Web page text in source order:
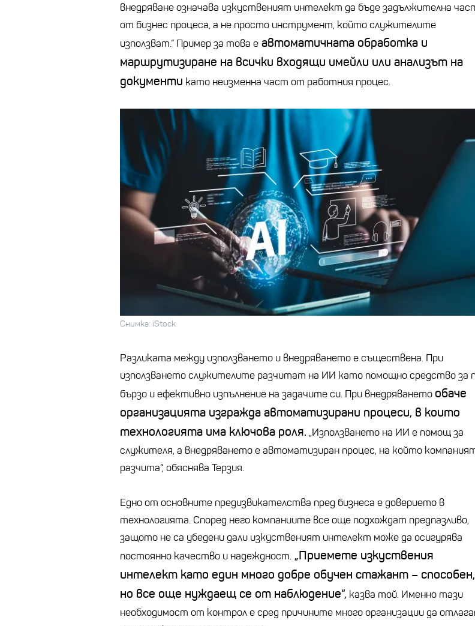
внедряване означава изкуственият интелект да бъде задължителна
от бизнес процеса, а не просто инструмент, който служителите
използват.“ Пример за това е автоматичната обработка и
маршрутизиране на всички входящи имейли или анализът на
документи като неизменна част от работния процес.
Снимка: iStock
Разликата между използването и внедряването е съществена. При
използването служителите разчитат на ИИ като помощно средство за
бързо и ефективно изпълнение на задачите си. При внедряването обаче
организацията изгражда автоматизирани процеси, в които
технологията има ключова роля. „Използването на ИИ е помощ за
служителя, а внедряването е автоматизиран процес, на който
разчита“, обяснява Терзия.
Едно от основните предизвикателства пред бизнеса е доверието в
технологията. Според него компаниите все още подхождат предпазливо,
защото не са убедени дали изкуственият интелект може да осигурява
постоянно качество и надеждност. „Приемете изкуствения
интелект като един много добре обучен стажант – способен,
но все още нуждаещ се от наблюдение“, казва той. Именно тази
необходимост от контрол е сред причините много организации да